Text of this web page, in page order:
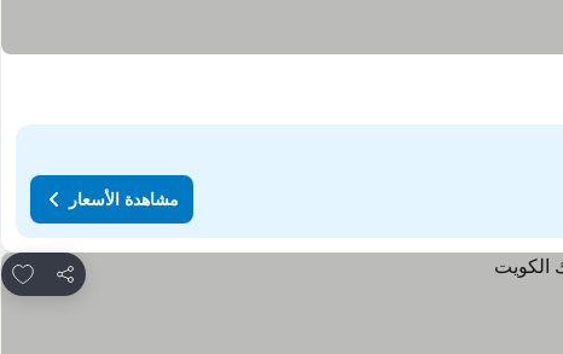
مشاهدة الأسعار
مشاركة
favorites